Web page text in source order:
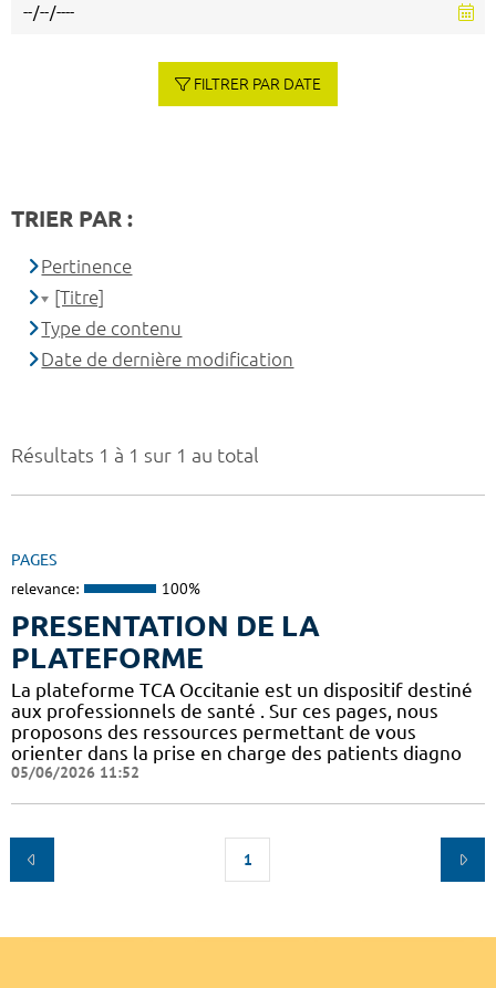
Résultats 1 à 1 sur 1 au total
PAGES
relevance: 100%
PRESENTATION DE LA
PLATEFORME
La plateforme TCA Occitanie est un dispositif destiné
aux professionnels de santé . Sur ces pages, nous
proposons des ressources permettant de vous
orienter dans la prise en charge des patients diagno
05/06/2026 11:52
1
FILTRER PAR DATE
TRIER PAR :
Pertinence
[Titre]
Type de contenu
Date de dernière modification